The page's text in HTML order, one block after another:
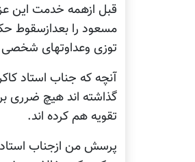
قبل ازهمه خدمت این
مسعود را بعدازسقوط
توزی وعداوتهای شخصی
آنچه که جناب استاد
گذاشته اند هیچ ضرری
تقویه هم کرده اند.
پرسش من ازجناب